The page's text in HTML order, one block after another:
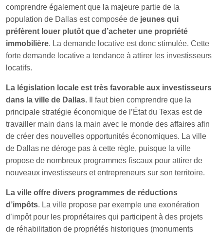
comprendre également que la majeure partie de la
population de Dallas est composée de jeunes qui
préfèrent louer plutôt que d’acheter une propriété
immobilière. La demande locative est donc stimulée. Cette
forte demande locative a tendance à attirer les investisseurs
locatifs.
La législation locale est très favorable aux investisseurs
dans la ville de Dallas. Il faut bien comprendre que la
principale stratégie économique de l’État du Texas est de
travailler main dans la main avec le monde des affaires afin
de créer des nouvelles opportunités économiques. La ville
de Dallas ne déroge pas à cette règle, puisque la ville
propose de nombreux programmes fiscaux pour attirer de
nouveaux investisseurs et entrepreneurs sur son territoire.
La ville offre divers programmes de réductions
d’impôts. La ville propose par exemple une exonération
d’impôt pour les propriétaires qui participent à des projets
de réhabilitation de propriétés historiques (monuments